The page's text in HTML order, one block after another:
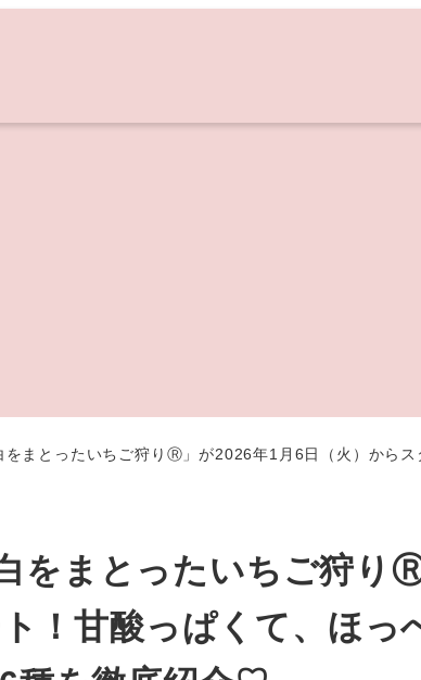
をまとったいちご狩りⓇ」が2026年1月6日（火）から
をまとったいちご狩り
！甘酸っぱくて、ほっ